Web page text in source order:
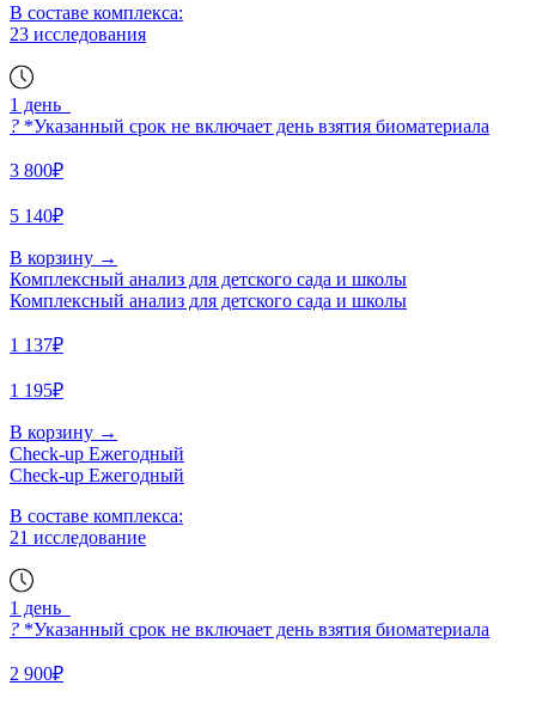
В составе комплекса:
23 исследования
1 день
? *Указанный срок не включает день взятия биоматериала
3 800₽
5 140₽
В корзину →
Комплексный анализ для детского сада и школы
Комплексный анализ для детского сада и школы
1 137₽
1 195₽
В корзину →
Check-up Ежегодный
Check-up Ежегодный
В составе комплекса:
21 исследование
1 день
? *Указанный срок не включает день взятия биоматериала
2 900₽